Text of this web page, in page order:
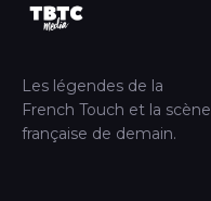
Les légendes de la
French Touch et la scène
française de demain.